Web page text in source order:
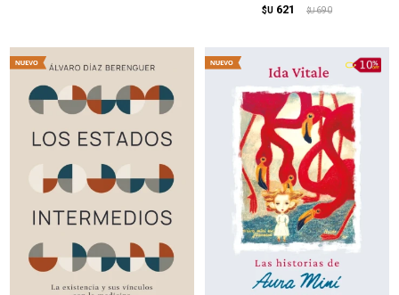
$U 621 $U 690